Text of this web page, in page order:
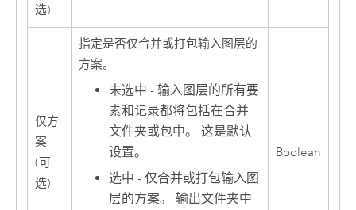
选)
仅方
案
(可
选)
指定是否仅合并或打包输入图层的
方案。
未选中 - 输入图层的所有要
素和记录都将包括在合并
文件夹或包中。 这是默认
设置。
选中 - 仅合并或打包输入图
层的方案。 输出文件夹中
Boolean